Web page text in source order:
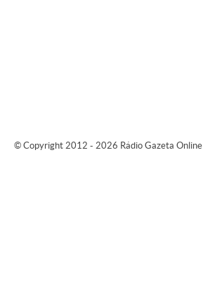
© Copyright 2012 - 2026 Rádio Gazeta Online